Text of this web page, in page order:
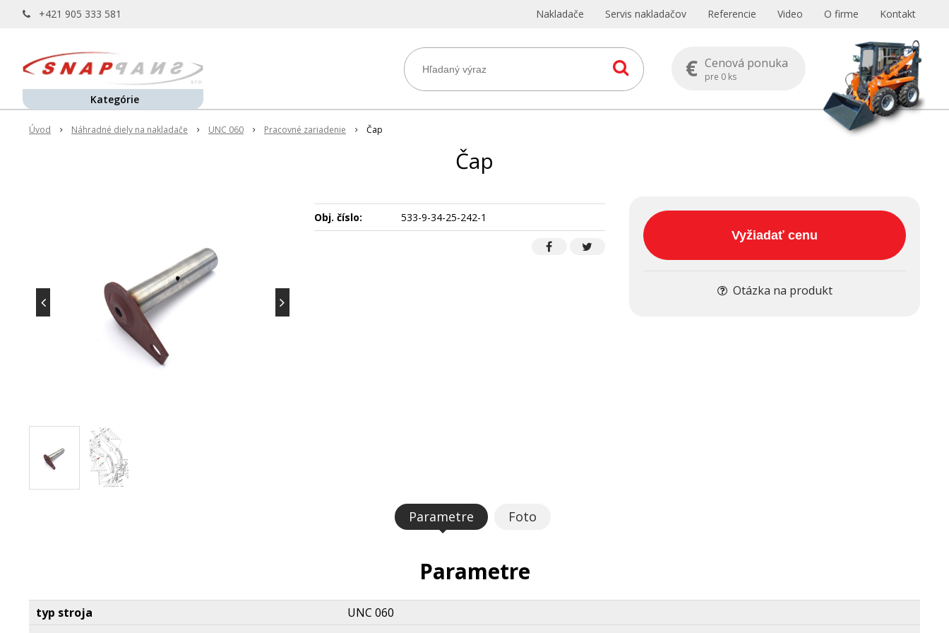
+421 905 333 581
€ Cenová ponuka
pre 0 ks
Nakladače Servis nakladačov Referencie Video O firme Kontakt
Úvod Náhradné diely na nakladače UNC 060 Pracovné zariadenie Čap
Čap
Vyžiadať cenu
Otázka na produkt
Obj. číslo: 533-9-34-25-242-1
Parametre Foto
Parametre
typ stroja
UNC 060
Kategórie